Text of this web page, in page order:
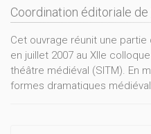
Coordination éditoriale de
Cet ouvrage réunit une
en juillet 2007 au XIIe
théâtre médiéval (SITM). En
formes dramatiques